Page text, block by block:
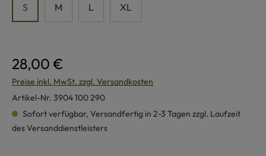
S M L XL
28,00 €
Preise inkl. MwSt. zzgl. Versandkosten
Artikel-Nr. 3904 100 290
Sofort verfügbar, Versandfertig in 2-3 Tagen zzgl. Laufzeit
des Versanddienstleisters